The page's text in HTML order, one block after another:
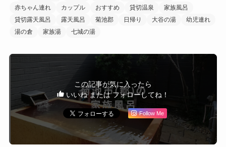
赤ちゃん連れ
カップル おすすめ 貸切温泉
家族風呂
貸切露天風呂
露天風呂 菊池郡 日帰り 大谷の湯
幼児連れ
湯の倉
家族湯 七城の湯
この記事が気に入ったら
いいね または フォローしてね！
Follow Me